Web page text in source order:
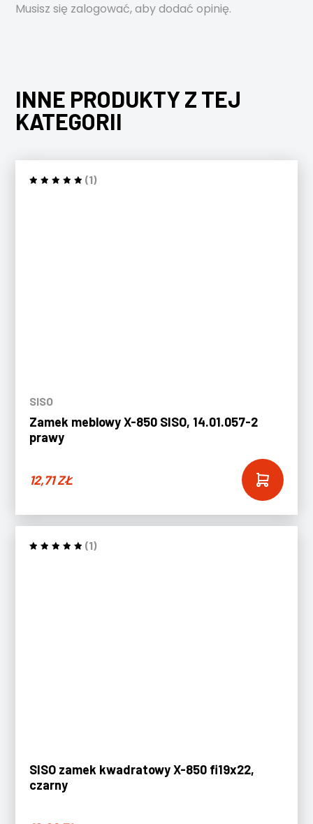
Musisz się zalogować, aby dodać opinię.
INNE PRODUKTY Z TEJ
KATEGORII
(1)
SISO
Zamek meblowy X-850 SISO, 14.01.057-2
prawy
12,71ZŁ
(1)
SISO zamek kwadratowy X-850 fi19x22,
czarny